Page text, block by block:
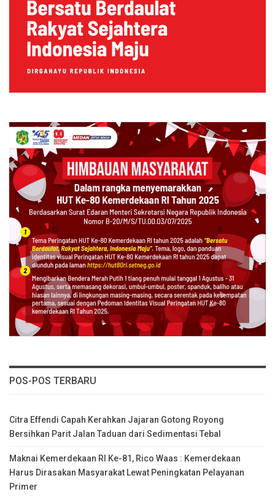
POS-POS TERBARU
Citra Effendi Capah Kerahkan Jajaran Gotong Royong
Bersihkan Parit Jalan Taduan dari Sedimentasi Tebal
Maknai Kemerdekaan RI Ke-81, Rico Waas : Kemerdekaan
Harus Dirasakan Masyarakat Lewat Peningkatan Pelayanan
Primer